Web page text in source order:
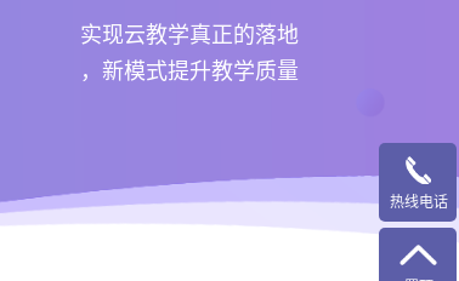
热线电话
实现云教学真正的落地
，新模式提升教学质量